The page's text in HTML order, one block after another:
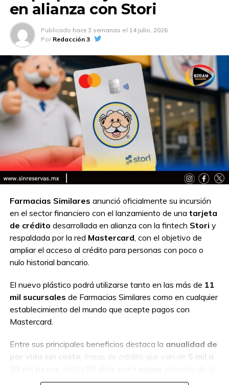
en alianza con Stori
Publicado hace 3 semanas el 14 julio, 2026
Por Redacción 3
Farmacias Similares anunció oficialmente su incursión
en el sector financiero con el lanzamiento de una tarjeta
de crédito desarrollada en alianza con la fintech Stori y
respaldada por la red Mastercard, con el objetivo de
ampliar el acceso al crédito para personas con poco o
nulo historial bancario.
El nuevo plástico podrá utilizarse tanto en las más de 11
mil sucursales de Farmacias Similares como en cualquier
establecimiento del mundo que acepte pagos con
Mastercard.
Entre sus principales beneficios destaca la anualidad de
por vida sin costo , líneas de crédito que van de 5 mil a
fecha de corte y acceso a promociones deMeses Sin